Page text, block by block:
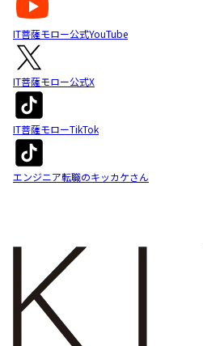
IT菩薩モロー公式YouTube
IT菩薩モロー公式X
IT菩薩モローTikTok
エンジニア転職のキッカケさん